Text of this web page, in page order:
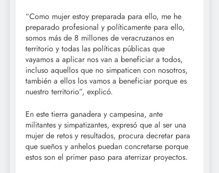
“Como mujer estoy preparada para ello, me he
preparado profesional y políticamente para ello,
somos más de 8 millones de veracruzanos en
territorio y todas las políticas públicas que
vayamos a aplicar nos van a beneficiar a todos,
incluso aquellos que no simpaticen con nosotros,
también a ellos los vamos a beneficiar porque es
nuestro territorio”, explicó.
En este tierra ganadera y campesina, ante
militantes y simpatizantes, expresó que al ser una
mujer de retos y resultados, procura decretar para
que sueños y anhelos puedan concretarse porque
estos son el primer paso para aterrizar proyectos.